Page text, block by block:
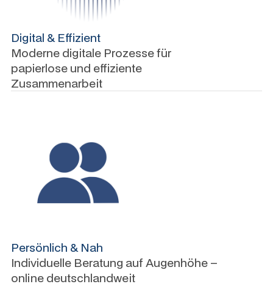
Digital & Effizient
Moderne digitale Prozesse für
papierlose und effiziente
Zusammenarbeit
Persönlich & Nah
Individuelle Beratung auf Augenhöhe –
online deutschlandweit